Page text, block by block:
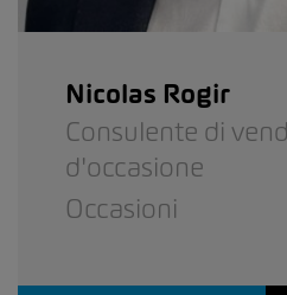
Nicolas Rogir
Consulente di
d'occasione
Occasioni